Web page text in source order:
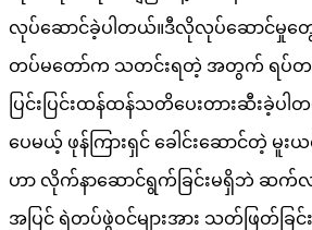
လုပ်ဆောင်ခဲ့ပါတယ်။ဒီလိုလုပ်ဆောင်မှုတွ
တပ်မတော်က သတင်းရတဲ့ အတွက် ရပ်တ
ပြင်းပြင်းထန်ထန်သတိပေးတားဆီးခဲ့ပ
ပေမယ့် ဖုန်ကြားရှင် ခေါင်းဆောင်တဲ့ မူးယ
ဟာ လိုက်နာဆောင်ရွက်ခြင်းမရှိဘဲ ဆ
အပြင် ရဲတပ်ဖွဲဝင်များအား သတ်ဖြတ်ခြင်း